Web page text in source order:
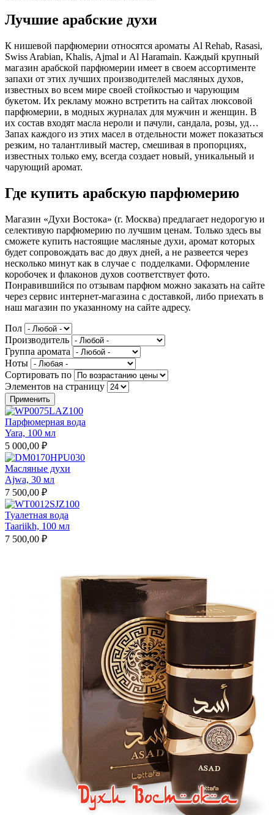
Лучшие арабские духи
К нишевой парфюмерии относятся ароматы Al Rehab, Rasasi,
Swiss Arabian, Khalis, Ajmal и Al Haramain. Каждый крупный
магазин арабской парфюмерии имеет в своем ассортименте
запахи от этих лучших производителей масляных духов,
известных во всем мире своей стойкостью и чарующим
букетом. Их рекламу можно встретить на сайтах люксовой
парфюмерии, в модных журналах для мужчин и женщин. В
их состав входят масла нероли и пачули, сандала, розы, уд…
Запах каждого из этих масел в отдельности может показаться
резким, но талантливый мастер, смешивая в пропорциях,
известных только ему, всегда создает новый, уникальный и
чарующий аромат.
Где купить арабскую парфюмерию
Магазин «Духи Востока» (г. Москва) предлагает недорогую и
селективую парфюмерию по лучшим ценам. Только здесь вы
сможете купить настоящие масляные духи, аромат которых
будет сопровождать вас до двух дней, а не развеется через
несколько минут как в случае с подделками. Оформление
коробочек и флаконов духов соответствует фото.
Понравившийся по отзывам парфюм можно заказать на сайте
через сервис интернет-магазина с доставкой, либо приехать в
наш магазин по указанному на сайте адресу.
Пол
Производитель
Группа аромата
Ноты
Сортировать по
Элементов на страницу
Парфюмерная вода
Yara, 100 мл
5 000,00 ₽
Масляные духи
Ajwa, 30 мл
7 500,00 ₽
Туалетная вода
Taariikh, 100 мл
7 500,00 ₽